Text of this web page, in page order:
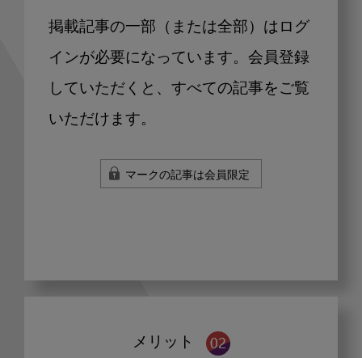
掲載記事の一部（または全部）はログ
インが必要になっています。会員登録
していただくと、すべての記事をご覧
いただけます。
マークの記事は会員限定
メリット